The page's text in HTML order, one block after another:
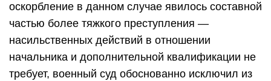
оскорбление в данном случае явилось составной
частью более тяжкого преступления —
насильственных действий в отношении
начальника и дополнительной квалификации не
требует, военный суд обоснованно исключил из